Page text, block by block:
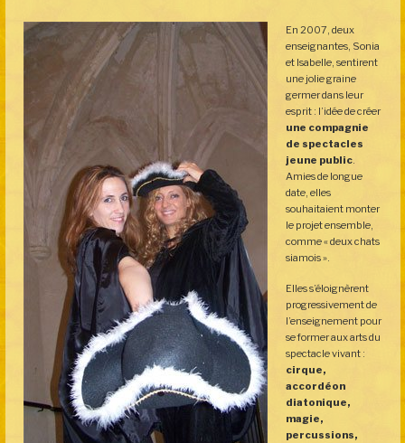
En 2007, deux
enseignantes, Sonia
et Isabelle, sentirent
une jolie graine
germer dans leur
esprit : l’idée de créer
une compagnie
de spectacles
jeune public.
Amies de longue
date, elles
souhaitaient monter
le projet ensemble,
comme « deux chats
siamois ».
Elles s’éloignèrent
progressivement de
l’enseignement pour
se former aux arts du
spectacle vivant :
cirque,
accordéon
diatonique,
magie,
percussions,